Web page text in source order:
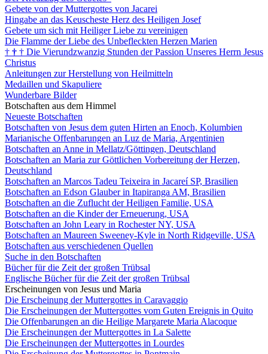
Gebete von der Muttergottes von Jacarei
Hingabe an das Keuscheste Herz des Heiligen Josef
Gebete um sich mit Heiliger Liebe zu vereinigen
Die Flamme der Liebe des Unbefleckten Herzen Marien
† † † Die Vierundzwanzig Stunden der Passion Unseres Herrn Jesus
Christus
Anleitungen zur Herstellung von Heilmitteln
Medaillen und Skapuliere
Wunderbare Bilder
Botschaften aus dem Himmel
Neueste Botschaften
Botschaften von Jesus dem guten Hirten an Enoch, Kolumbien
Marianische Offenbarungen an Luz de Maria, Argentinien
Botschaften an Anne in Mellatz/Göttingen, Deutschland
Botschaften an Maria zur Göttlichen Vorbereitung der Herzen,
Deutschland
Botschaften an Marcos Tadeu Teixeira in Jacareí SP, Brasilien
Botschaften an Edson Glauber in Itapiranga AM, Brasilien
Botschaften an die Zuflucht der Heiligen Familie, USA
Botschaften an die Kinder der Erneuerung, USA
Botschaften an John Leary in Rochester NY, USA
Botschaften an Maureen Sweeney-Kyle in North Ridgeville, USA
Botschaften aus verschiedenen Quellen
Suche in den Botschaften
Bücher für die Zeit der großen Trübsal
Englische Bücher für die Zeit der großen Trübsal
Erscheinungen von Jesus und Maria
Die Erscheinung der Muttergottes in Caravaggio
Die Erscheinungen der Muttergottes vom Guten Ereignis in Quito
Die Offenbarungen an die Heilige Margarete Maria Alacoque
Die Erscheinungen der Muttergottes in La Salette
Die Erscheinungen der Muttergottes in Lourdes